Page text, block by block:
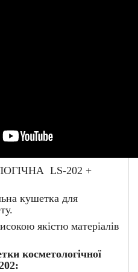
LS-202 +
кушетка для
якістю матеріалів
косметологічної